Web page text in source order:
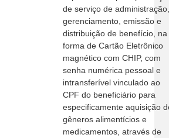
de serviço de administração,
gerenciamento, emissão e
distribuição de benefício, na
forma de Cartão Eletrônico
magnético com CHIP, com
senha numérica pessoal e
intransferível vinculado ao
CPF do beneficiário para
especificamente aquisição
gêneros alimentícios e
medicamentos, através de